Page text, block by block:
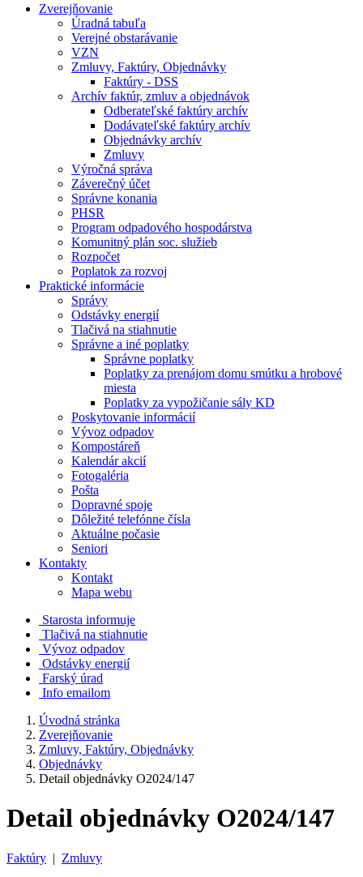
Zverejňovanie
Úradná tabuľa
Verejné obstarávanie
VZN
Zmluvy, Faktúry, Objednávky
Faktúry - DSS
Archív faktúr, zmluv a objednávok
Odberateľské faktúry archív
Dodávateľské faktúry archív
Objednávky archív
Zmluvy
Výročná správa
Záverečný účet
Správne konania
PHSR
Program odpadového hospodárstva
Komunitný plán soc. služieb
Rozpočet
Poplatok za rozvoj
Praktické informácie
Správy
Odstávky energií
Tlačivá na stiahnutie
Správne a iné poplatky
Správne poplatky
Poplatky za prenájom domu smútku a hrobové
miesta
Poplatky za vypožičanie sály KD
Poskytovanie informácií
Vývoz odpadov
Kompostáreň
Kalendár akcií
Fotogaléria
Pošta
Dopravné spoje
Dôležité telefónne čísla
Aktuálne počasie
Seniori
Kontakty
Kontakt
Mapa webu
Starosta informuje
Tlačivá na stiahnutie
Vývoz odpadov
Odstávky energií
Farský úrad
Info emailom
Úvodná stránka
Zverejňovanie
Zmluvy, Faktúry, Objednávky
Objednávky
Detail objednávky O2024/147
Detail objednávky O2024/147
Faktúry | Zmluvy